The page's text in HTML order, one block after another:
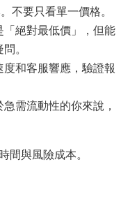
不要只看單一價格。
「絕對最低價」，但能
。
和客服響應，驗證報
需流動性的你來說，
與風險成本。